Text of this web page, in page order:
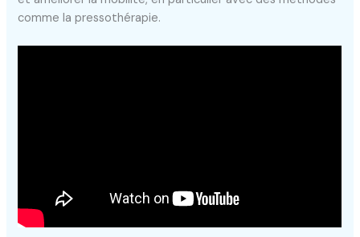
comme la pressothérapie.